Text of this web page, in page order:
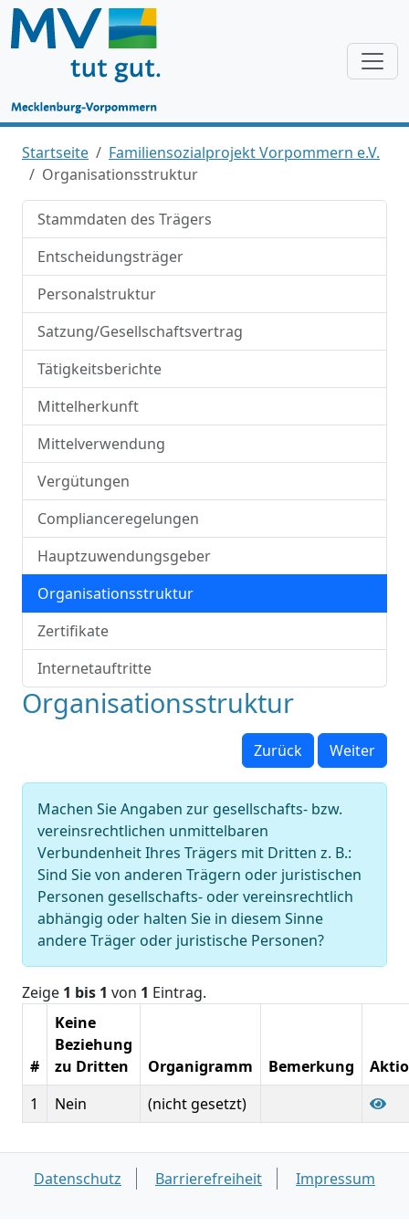
Startseite
Familiensozialprojekt Vorpommern e.V.
Organisationsstruktur
Stammdaten des Trägers
Entscheidungsträger
Personalstruktur
Satzung/Gesellschaftsvertrag
Tätigkeitsberichte
Mittelherkunft
Mittelverwendung
Vergütungen
Complianceregelungen
Hauptzuwendungsgeber
Organisationsstruktur
Zertifikate
Internetauftritte
Organisationsstruktur
Zurück Weiter
Machen Sie Angaben zur gesellschafts- bzw.
vereinsrechtlichen unmittelbaren
Verbundenheit Ihres Trägers mit Dritten z. B.:
Sind Sie von anderen Trägern oder juristischen
Personen gesellschafts- oder vereinsrechtlich
abhängig oder halten Sie in diesem Sinne
andere Träger oder juristische Personen?
Zeige 1 bis 1 von 1 Eintrag.
#
Keine
Beziehung
zu Dritten
Organigramm Bemerkung
1
Nein (nicht gesetzt)
Datenschutz Barrierefreiheit Impressum